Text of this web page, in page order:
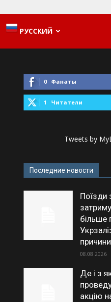
РУССКИЙ
0 Фанаты
1 Читатели
Tweets by
Последние новости
Поїзди
більше
причини
08.08.2026
Де і з
акцію